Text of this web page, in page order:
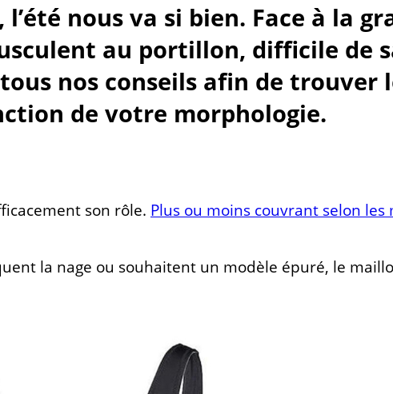
nous va si bien. Face à la
au portillon, difficile de
nos conseils afin de trouver
de votre morphologie.
son rôle. Plus ou moins couvrant selon les
la nage ou souhaitent un modèle épuré, le